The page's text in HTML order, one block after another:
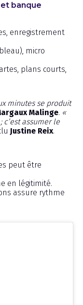
banque
enregistrement
micro
plans courts,
minutes se produit
Malinge. «
c’est assumer le
Justine Reix.
peut être
en légitimité.
assure rythme